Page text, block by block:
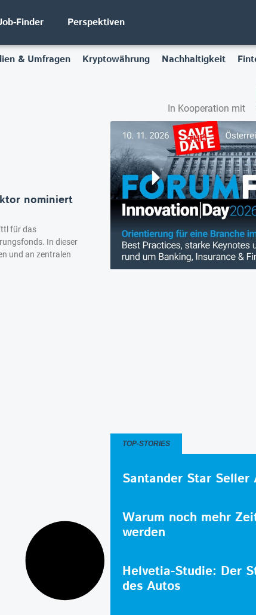
Finder Perspektiven
& Umfragen Kryptowährung Nachhaltigkeit
In Kooperation mit
nominiert
für das
In dieser
und an zentralen
TOP-STORIES
Santander Star Seller
Warum noch mehr
werden
Helvetia-Studie: Der
des Autos